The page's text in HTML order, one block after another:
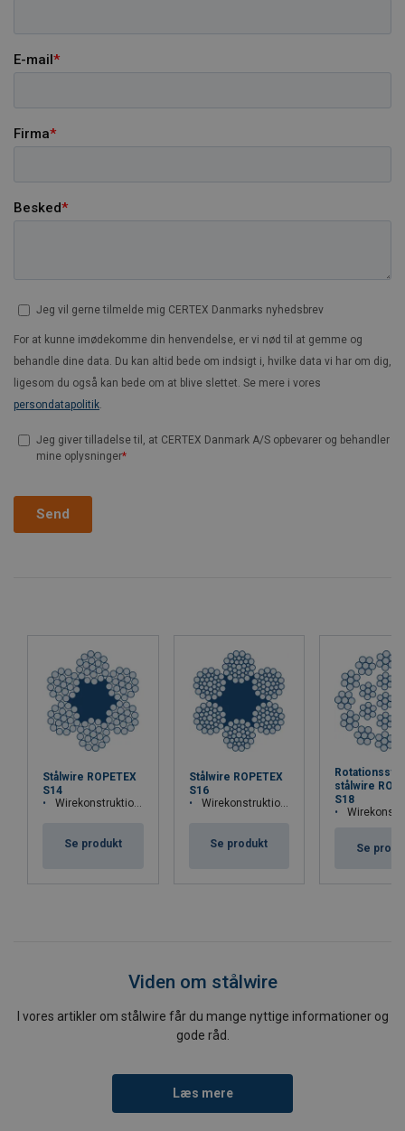
Stålwire ROPETEX
S14
Wirekonstruktion 6x19M-FC
Se produkt
Stålwire ROPETEX
S16
Wirekonstruktion 6x36WS-FC
Se produkt
stålwire
S18
Wirekonstruktion
Se
Viden om stålwire
I vores artikler om stålwire får du mange nyttige informationer og
gode råd.
Læs mere